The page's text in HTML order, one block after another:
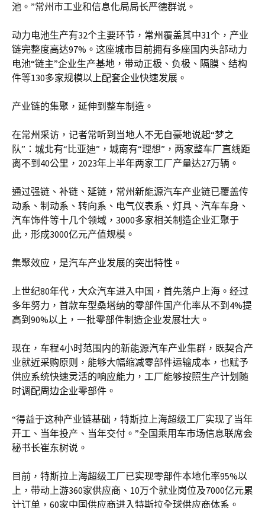
池。”常州市工业和信息化局局长严德群说。
动力电池生产有32个主要环节，常州覆盖其中31个，产业
链完整度高达97%。这座城市目前拥有多座国内头部动力
电池“链主”企业生产基地，带动正极、负极、隔膜、结构
件等130多家规模以上配套企业快速发展。
产业链的集聚，延伸到整车制造。
在常州采访，记者常听到当地人不无自豪地说起“梦之
队”：城北有“比亚迪”，城南有“理想”，两家整车厂直线距
离不到40公里，2023年上半年两家工厂产量达27万辆。
通过强链、补链、延链，常州新能源汽车产业链已覆盖传
动系、制动系、转向系、电气仪表系、灯具、汽车车身、
汽车饰件等十几个领域，3000多家相关制造企业汇聚于
此，形成3000亿元产值规模。
集聚效应，是汽车产业发展的突出特性。
上世纪80年代，大众汽车进入中国，首先落户上海。经过
多年努力，首款车型桑塔纳的零部件国产化率从不到4%提
高到90%以上，一批零部件制造企业发展壮大。
现在，车程4小时范围内的新能源汽车产业集群，既契合产
业就近采购原则，能够大幅缩减零部件运输成本，也赋予
供应系统快速灵活的响应能力，工厂能够按照生产计划随
时调配周边企业零部件。
“得益于这种产业链基础，特斯拉上海超级工厂实现了当年
开工、当年投产、当年交付。”全国乘用车市场信息联席会
秘书长崔东树说。
目前，特斯拉上海超级工厂已实现零部件本地化率95%以
上，带动上游360家供应商、10万个就业岗位及7000亿元累
计订单，60家中国供应商进入特斯拉全球供应商体系。